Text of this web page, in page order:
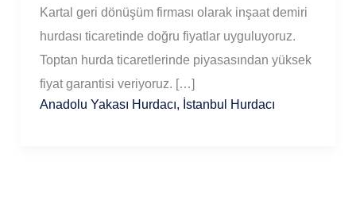
Kartal geri dönüşüm firması olarak inşaat demiri
hurdası ticaretinde doğru fiyatlar uyguluyoruz.
Toptan hurda ticaretlerinde piyasasından yüksek
fiyat garantisi veriyoruz. […]
Anadolu Yakası Hurdacı, İstanbul Hurdacı